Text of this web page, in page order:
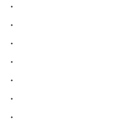
・
・
・
・
・
・
・